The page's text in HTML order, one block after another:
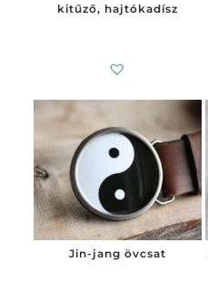
kitűző, hajtókadísz
Jin-jang övcsat